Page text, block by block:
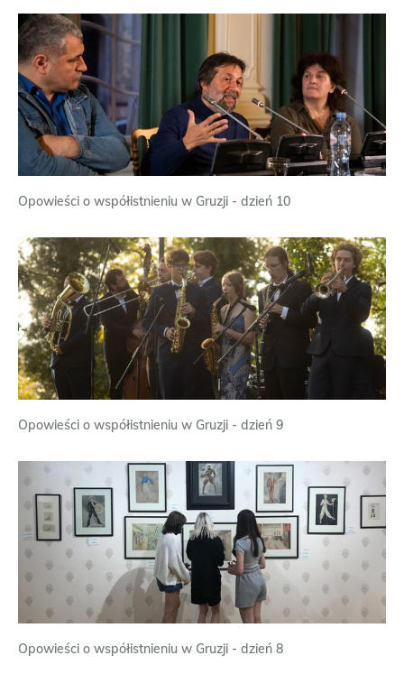
Opowieści o współistnieniu w Gruzji - dzień 10
Opowieści o współistnieniu w Gruzji - dzień 9
Opowieści o współistnieniu w Gruzji - dzień 8